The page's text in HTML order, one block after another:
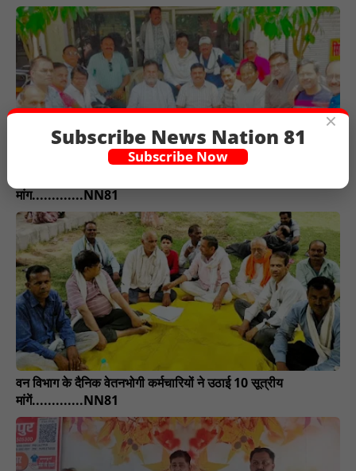
मांग.............NN81
वन विभाग के दैनिक वेतनभोगी कर्मचारियों ने उठाई 10 सूत्रीय
मांगें.............NN81
×
Subscribe News Nation 81
Subscribe Now